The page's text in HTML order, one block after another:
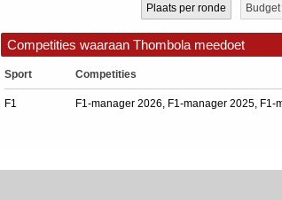
Plaats per ronde
Competities waaraan Thombola meedoet
Sport Competities
F1 F1-manager 2026, F1-manager 2025, F1-